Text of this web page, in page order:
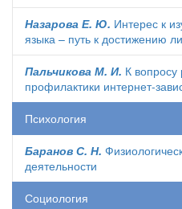
Назарова Е. Ю. Интерес к
языка – путь к достижению
Пальчикова М. И. К вопросу
профилактики интернет-
Психология
Баранов С. Н.
деятельности
Социология